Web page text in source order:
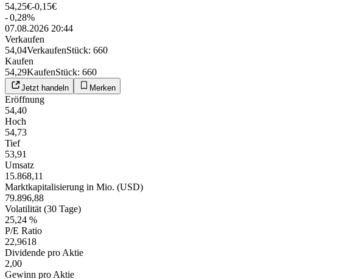
54,25€-0,15€
-0,28%
07.08.2026 20:44
Verkaufen
54,04VerkaufenStück: 660
Kaufen
54,29KaufenStück: 660
Jetzt handeln Merken
Eröffnung
54,40
Hoch
54,73
Tief
53,91
Umsatz
15.868,11
Marktkapitalisierung in Mio. (USD)
79.896,88
Volatilität (30 Tage)
25,24 %
P/E Ratio
22,9618
Dividende pro Aktie
2,00
Gewinn pro Aktie